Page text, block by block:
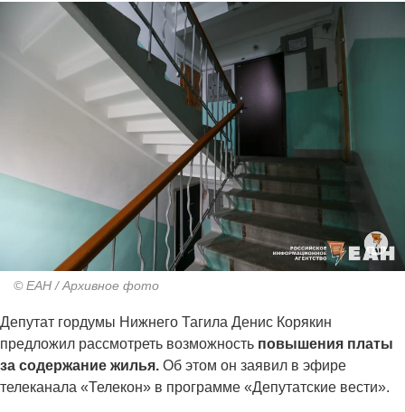
© ЕАН / Архивное фото
Депутат гордумы Нижнего Тагила Денис Корякин
предложил рассмотреть возможность повышения платы
за содержание жилья. Об этом он заявил в эфире
телеканала «Телекон» в программе «Депутатские вести».